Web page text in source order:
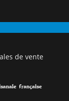
de vente